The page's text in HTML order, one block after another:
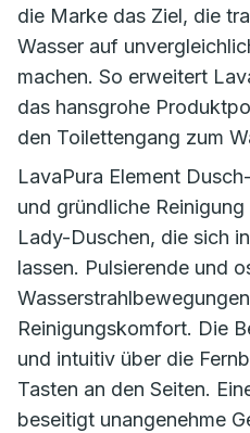
die Marke das Ziel, die
Wasser auf
machen. So erweitert
das hansgrohe
den Toilettengang zum
LavaPura Element
und gründliche
Lady-Duschen, die sich
lassen. Pulsierende und
Reinigungskomfort. Die
und intuitiv über die
Tasten an den Seiten.
beseitigt unangenehme